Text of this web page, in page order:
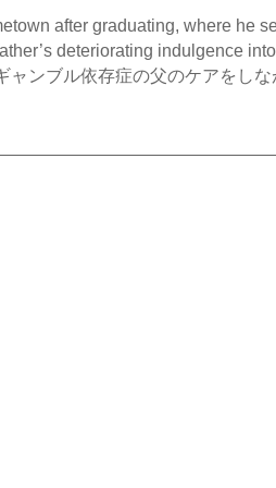
after graduating, where he
deteriorating indulgence
ンブル依存症の父のケアをし